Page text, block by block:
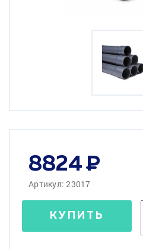
8824
Артикул: 23017
КУПИТЬ